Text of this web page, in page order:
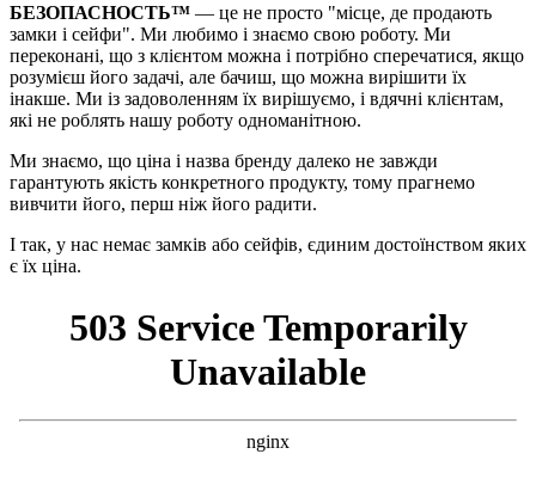
БЕЗОПАСНОСТЬ™ — це не просто "місце, де продають
замки і сейфи". Ми любимо і знаємо свою роботу. Ми
переконані, що з клієнтом можна і потрібно сперечатися, якщо
розумієш його задачі, але бачиш, що можна вирішити їх
інакше. Ми із задоволенням їх вирішуємо, і вдячні клієнтам,
які не роблять нашу роботу одноманітною.
Ми знаємо, що ціна і назва бренду далеко не завжди
гарантують якість конкретного продукту, тому прагнемо
вивчити його, перш ніж його радити.
І так, у нас немає замків або сейфів, єдиним достоїнством яких
є їх ціна.